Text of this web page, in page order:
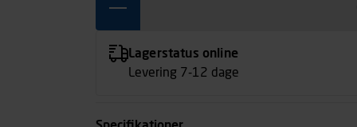
Lagerstatus online
Levering 7-12 dage